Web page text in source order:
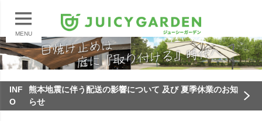
MENU
INF
O
熊本地震に伴う配送の影響について 及び 夏季休業のお知
らせ